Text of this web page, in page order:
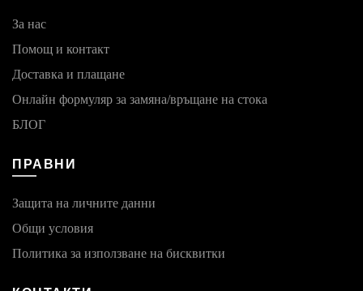
За нас
Помощ и контакт
Доставка и плащане
Онлайн формуляр за замяна/връщане на стока
БЛОГ
ПРАВНИ
Защита на личните данни
Общи условия
Политика за използване на бисквитки